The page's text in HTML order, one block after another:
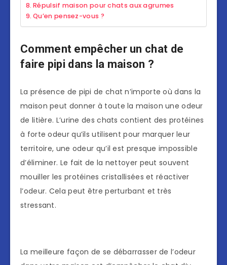
Répulsif maison pour chats aux agrumes
Qu’en pensez-vous ?
Comment empêcher un chat de
faire pipi dans la maison ?
La présence de pipi de chat n’importe où dans la
maison peut donner à toute la maison une odeur
de litière. L’urine des chats contient des protéines
à forte odeur qu’ils utilisent pour marquer leur
territoire, une odeur qu’il est presque impossible
d’éliminer. Le fait de la nettoyer peut souvent
mouiller les protéines cristallisées et réactiver
l’odeur. Cela peut être perturbant et très
stressant.
La meilleure façon de se débarrasser de l’odeur